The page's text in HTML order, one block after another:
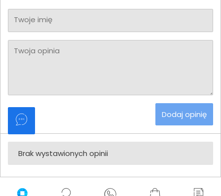
Twoje imię
Twoja opinia
Dodaj opinię
Brak wystawionych opinii